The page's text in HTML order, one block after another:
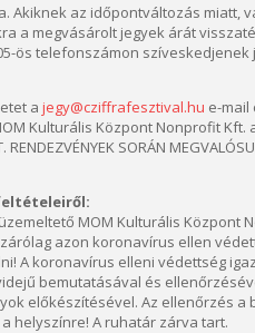
az időpontváltozás miatt,
a megvásárolt jegyek árát
ös telefonszámon
a jegy@cziffrafesztival.hu e-mail
Kulturális Központ Nonprofit
RENDEZVÉNYEK SORÁN
MOM Kulturális Központ
azon koronavírus ellen
A koronavírus elleni védettség
bemutatásával és
előkészítésével. Az ellenőrzés a
helyszínre! A ruhatár zárva tart.